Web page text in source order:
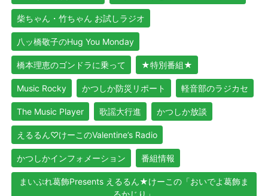
柴ちゃん・竹ちゃん お試しラジオ
八ッ橋敬子のHug You Monday
橋本理恵のゴンドラに乗って ★特別番組★
Music Rocky かつしか防災リポート 軽音部のラジカセ
The Music Player 歌謡大行進 かつしか放談
えるるん♡けーこのValentine’s Radio
かつしかインフォメーション 番組情報
まいぷれ葛飾Presents えるるん★けーこの「おいでよ葛飾ま
るかじり」